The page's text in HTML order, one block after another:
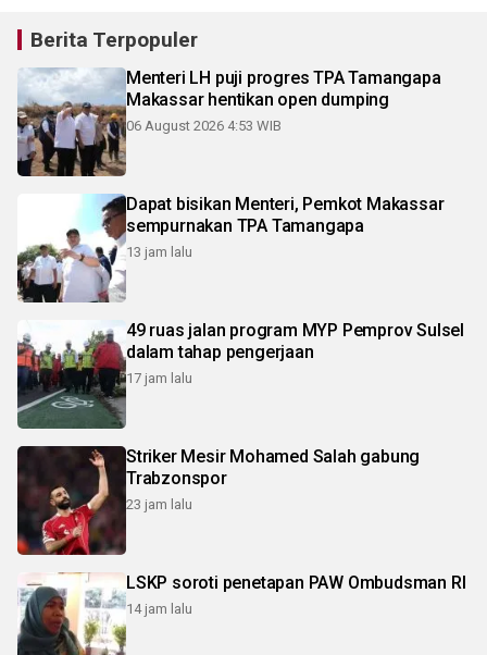
Berita Terpopuler
Menteri LH puji progres TPA Tamangapa
Makassar hentikan open dumping
06 August 2026 4:53 WIB
Dapat bisikan Menteri, Pemkot Makassar
sempurnakan TPA Tamangapa
13 jam lalu
49 ruas jalan program MYP Pemprov Sulsel
dalam tahap pengerjaan
17 jam lalu
Striker Mesir Mohamed Salah gabung
Trabzonspor
23 jam lalu
LSKP soroti penetapan PAW Ombudsman RI
14 jam lalu